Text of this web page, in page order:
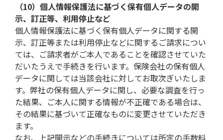
（10）個人情報保護法に基づく保有個人データの開
示、訂正等、利用停止など
個人情報保護法に基づく保有個人データに関する開
示、訂正等または利用停止などに関するご請求につい
ては、ご請求者がご本人であることを確認させていた
だいたうえで手続きを行います。保険会社の保有個人
データに関しては当該会社に対してお取次ぎいたしま
す。弊社の保有個人データに関し、必要な調査を行っ
た結果、ご本人に関する情報が不正確である場合は、
その結果に基づいて正確なものに変更させていただき
ます。
なお、上記開示などの手続きについては所定の手数料